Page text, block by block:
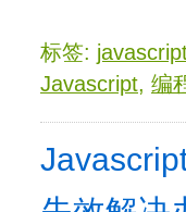
标签:
Javascript, 编